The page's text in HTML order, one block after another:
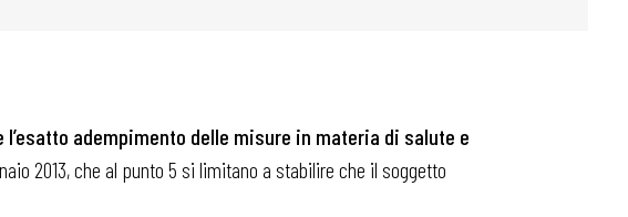
adempimento delle misure in materia di salute e
2013, che al punto 5 si limitano a stabilire che il soggetto